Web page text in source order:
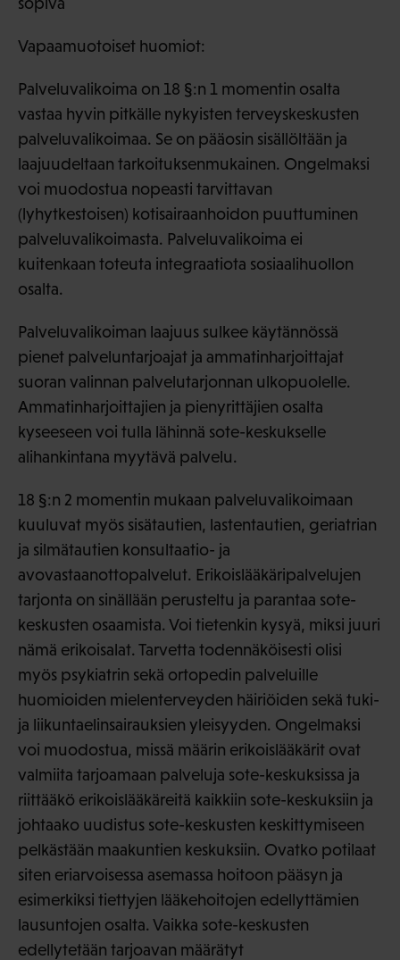
Vapaamuotoiset huomiot:
Palveluvalikoima on 18 §:n 1 momentin osalta
vastaa hyvin pitkälle nykyisten terveyskeskusten
palveluvalikoimaa. Se on pääosin sisällöltään ja
laajuudeltaan tarkoituksenmukainen. Ongelmaksi
voi muodostua nopeasti tarvittavan
(lyhytkestoisen) kotisairaanhoidon puuttuminen
palveluvalikoimasta. Palveluvalikoima ei
kuitenkaan toteuta integraatiota sosiaalihuollon
osalta.
Palveluvalikoiman laajuus sulkee käytännössä
pienet palveluntarjoajat ja ammatinharjoittajat
suoran valinnan palvelutarjonnan ulkopuolelle.
Ammatinharjoittajien ja pienyrittäjien osalta
kyseeseen voi tulla lähinnä sote-keskukselle
alihankintana myytävä palvelu.
18 §:n 2 momentin mukaan palveluvalikoimaan
kuuluvat myös sisätautien, lastentautien, geriatrian
ja silmätautien konsultaatio- ja
avovastaanottopalvelut. Erikoislääkäripalvelujen
tarjonta on sinällään perusteltu ja parantaa sote-
keskusten osaamista. Voi tietenkin kysyä, miksi juuri
nämä erikoisalat. Tarvetta todennäköisesti olisi
myös psykiatrin sekä ortopedin palveluille
huomioiden mielenterveyden häiriöiden sekä tuki-
ja liikuntaelinsairauksien yleisyyden. Ongelmaksi
voi muodostua, missä määrin erikoislääkärit ovat
valmiita tarjoamaan palveluja sote-keskuksissa ja
riittääkö erikoislääkäreitä kaikkiin sote-keskuksiin ja
johtaako uudistus sote-keskusten keskittymiseen
pelkästään maakuntien keskuksiin. Ovatko potilaat
siten eriarvoisessa asemassa hoitoon pääsyn ja
esimerkiksi tiettyjen lääkehoitojen edellyttämien
lausuntojen osalta. Vaikka sote-keskusten
edellytetään tarjoavan määrätyt